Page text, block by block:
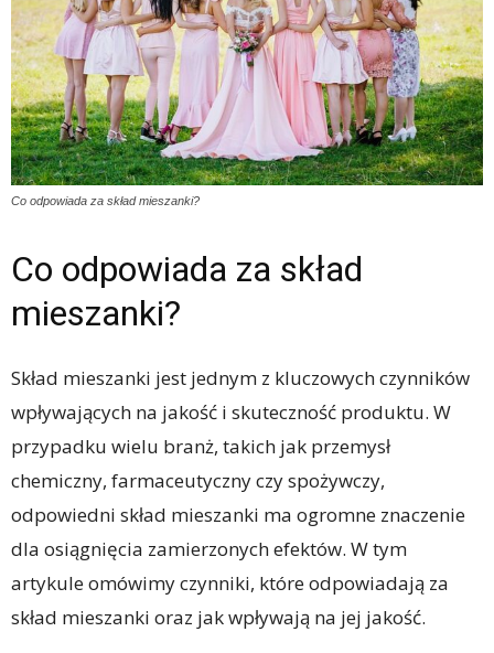
Co odpowiada za skład mieszanki?
Co odpowiada za skład
mieszanki?
Skład mieszanki jest jednym z kluczowych czynników
wpływających na jakość i skuteczność produktu. W
przypadku wielu branż, takich jak przemysł
chemiczny, farmaceutyczny czy spożywczy,
odpowiedni skład mieszanki ma ogromne znaczenie
dla osiągnięcia zamierzonych efektów. W tym
artykule omówimy czynniki, które odpowiadają za
skład mieszanki oraz jak wpływają na jej jakość.